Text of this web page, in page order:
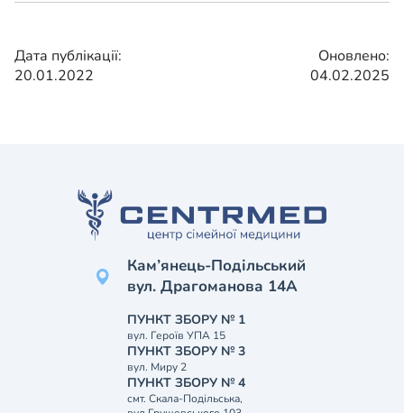
Дата публікації:
20.01.2022
Оновлено:
04.02.2025
Кам’янець-Подільський
вул. Драгоманова 14А
ПУНКТ ЗБОРУ № 1
вул. Героїв УПА 15
ПУНКТ ЗБОРУ № 3
вул. Миру 2
ПУНКТ ЗБОРУ № 4
смт. Скала-Подільська,